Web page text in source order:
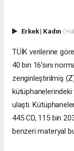
Erkek| Kadın
TÜİK verilerine
40 bin 16’sını
zenginleştirilmiş
kütüphanelerindeki
ulaştı.
445 CD, 115 bin
benzeri materyal